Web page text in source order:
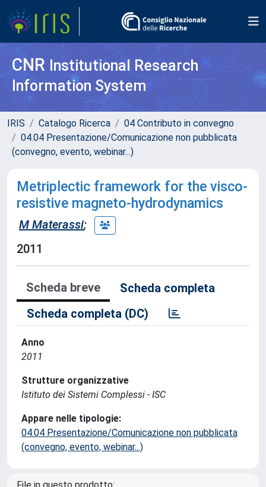
CNR Institutional Research
Information System
IRIS Catalogo Ricerca
04 Contributo in convegno
04.04 Presentazione/Comunicazione non pubblicata
(convegno, evento, webinar...)
Metriplectic framework for the visco-
resistive magneto-hydrodynamics
M Materassi;
2011
Scheda breve
Scheda completa
Scheda completa (DC)
Anno
2011
Strutture organizzative
Istituto dei Sistemi Complessi - ISC
Appare nelle tipologie:
04.04 Presentazione/Comunicazione non pubblicata
(convegno, evento, webinar...)